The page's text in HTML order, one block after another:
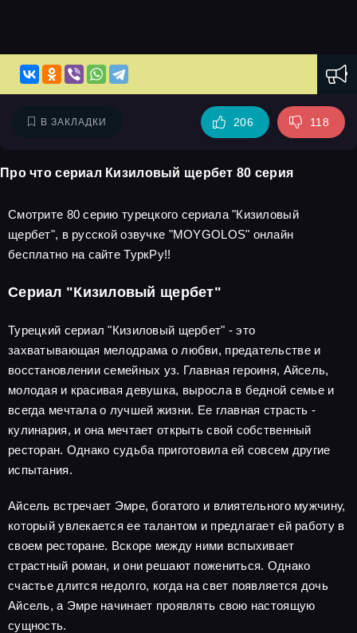
В ЗАКЛАДКИ 206 118
Про что сериал Кизиловый щербет 80 серия
Смотрите 80 серию турецкого сериала "Кизиловый
щербет", в русской озвучке "MOYGOLOS" онлайн
бесплатно на сайте ТуркРу!!
Сериал "Кизиловый щербет"
Турецкий сериал "Кизиловый щербет" - это
захватывающая мелодрама о любви, предательстве и
восстановлении семейных уз. Главная героиня, Айсель,
молодая и красивая девушка, выросла в бедной семье и
всегда мечтала о лучшей жизни. Ее главная страсть -
кулинария, и она мечтает открыть свой собственный
ресторан. Однако судьба приготовила ей совсем другие
испытания.
Айсель встречает Эмре, богатого и влиятельного мужчину,
который увлекается ее талантом и предлагает ей работу в
своем ресторане. Вскоре между ними вспыхивает
страстный роман, и они решают пожениться. Однако
счастье длится недолго, когда на свет появляется дочь
Айсель, а Эмре начинает проявлять свою настоящую
сущность.